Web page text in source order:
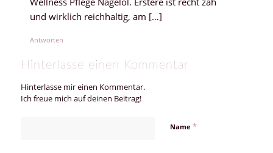
und wirklich reichhaltig, am […]
Antworten
Hinterlasse einen Kommentar
Hinterlasse mir einen Kommentar.
Ich freue mich auf deinen Beitrag!
Name *